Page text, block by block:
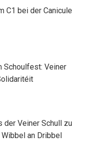
C1 bei der Canicule
Schoulfest: Veiner
der Veiner Schull zu
an Dribbel